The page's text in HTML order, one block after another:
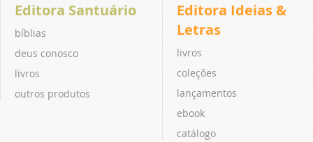
Editora Santuário
bíblias
deus conosco
livros
outros produtos
Editora Ideias &
Letras
livros
coleções
lançamentos
ebook
catálogo